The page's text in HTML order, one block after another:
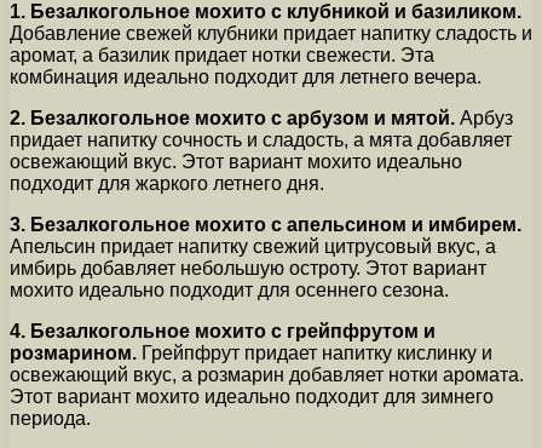
1. Безалкогольное мохито с клубникой и базиликом.
Добавление свежей клубники придает напитку сладость и
аромат, а базилик придает нотки свежести. Эта
комбинация идеально подходит для летнего вечера.
2. Безалкогольное мохито с арбузом и мятой. Арбуз
придает напитку сочность и сладость, а мята добавляет
освежающий вкус. Этот вариант мохито идеально
подходит для жаркого летнего дня.
3. Безалкогольное мохито с апельсином и имбирем.
Апельсин придает напитку свежий цитрусовый вкус, а
имбирь добавляет небольшую остроту. Этот вариант
мохито идеально подходит для осеннего сезона.
4. Безалкогольное мохито с грейпфрутом и
розмарином. Грейпфрут придает напитку кислинку и
освежающий вкус, а розмарин добавляет нотки аромата.
Этот вариант мохито идеально подходит для зимнего
периода.